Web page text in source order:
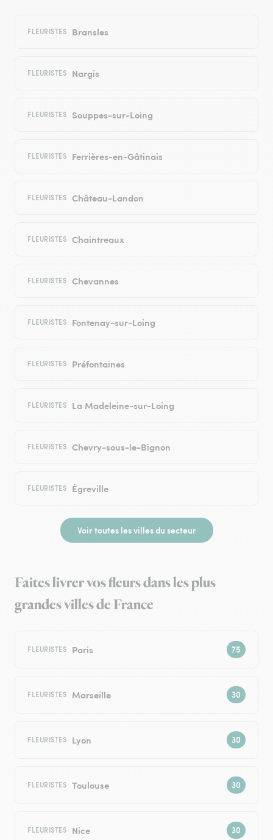
FLEURISTES Bransles
FLEURISTES Nargis
FLEURISTES Souppes-sur-Loing
FLEURISTES Ferrières-en-Gâtinais
FLEURISTES Château-Landon
FLEURISTES Chaintreaux
FLEURISTES Chevannes
FLEURISTES Fontenay-sur-Loing
FLEURISTES Préfontaines
FLEURISTES La Madeleine-sur-Loing
FLEURISTES Chevry-sous-le-Bignon
FLEURISTES Égreville
Voir toutes les villes du secteur
Faites livrer vos fleurs dans les plus
grandes villes de France
FLEURISTES Paris
FLEURISTES Marseille
FLEURISTES Lyon
FLEURISTES Toulouse
FLEURISTES Nice